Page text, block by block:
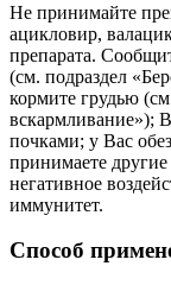
Не принимайте
ацикловир,
препарата.
(см. подраздел
кормите грудью
вскармливание»);
почками; у Вас
принимаете
негативное
иммунитет.
Способ